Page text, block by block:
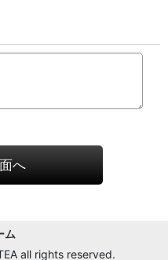
へ
ム
all rights reserved.